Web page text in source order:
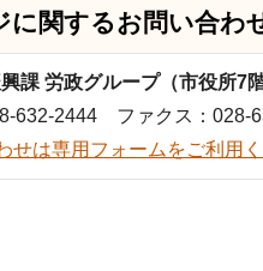
に関するお問い合わ
課 労政グループ（市役所7階
632-2444 ファクス：028-
せは専用フォームをご利用く